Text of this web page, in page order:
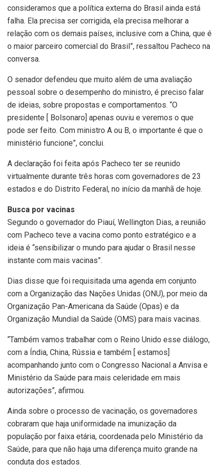
consideramos que a política externa do Brasil ainda está
falha. Ela precisa ser corrigida, ela precisa melhorar a
relação com os demais países, inclusive com a China, que é
o maior parceiro comercial do Brasil”, ressaltou Pacheco na
conversa.
O senador defendeu que muito além de uma avaliação
pessoal sobre o desempenho do ministro, é preciso falar
de ideias, sobre propostas e comportamentos. “O
presidente [ Bolsonaro] apenas ouviu e veremos o que
pode ser feito. Com ministro A ou B, o importante é que o
ministério funcione”, conclui.
A declaração foi feita após Pacheco ter se reunido
virtualmente durante três horas com governadores de 23
estados e do Distrito Federal, no início da manhã de hoje.
Busca por vacinas
Segundo o governador do Piauí, Wellington Dias, a reunião
com Pacheco teve a vacina como ponto estratégico e a
ideia é “sensibilizar o mundo para ajudar o Brasil nesse
instante com mais vacinas”.
Dias disse que foi requisitada uma agenda em conjunto
com a Organização das Nações Unidas (ONU), por meio da
Organização Pan-Americana da Saúde (Opas) e da
Organização Mundial da Saúde (OMS) para mais vacinas.
“Também vamos trabalhar com o Reino Unido esse diálogo,
com a Índia, China, Rússia e também [ estamos]
acompanhando junto com o Congresso Nacional a Anvisa e
Ministério da Saúde para mais celeridade em mais
autorizações”, afirmou.
Ainda sobre o processo de vacinação, os governadores
cobraram que haja uniformidade na imunização da
população por faixa etária, coordenada pelo Ministério da
Saúde, para que não haja uma diferença muito grande na
conduta dos estados.